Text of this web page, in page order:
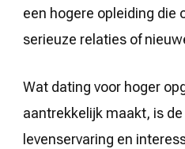
een hogere opleiding die
serieuze relaties of
Wat dating voor hoger
aantrekkelijk maakt, is
levenservaring en